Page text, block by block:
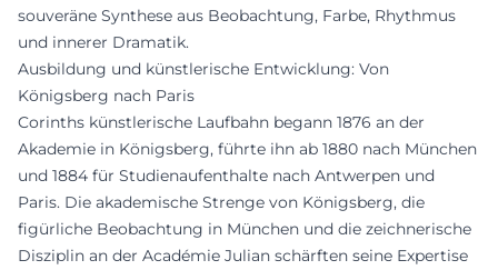
souveräne Synthese aus Beobachtung, Farbe, Rhythmus
und innerer Dramatik.
Ausbildung und künstlerische Entwicklung: Von
Königsberg nach Paris
Corinths künstlerische Laufbahn begann 1876 an der
Akademie in Königsberg, führte ihn ab 1880 nach München
und 1884 für Studienaufenthalte nach Antwerpen und
Paris. Die akademische Strenge von Königsberg, die
figürliche Beobachtung in München und die zeichnerische
Disziplin an der Académie Julian schärften seine Expertise